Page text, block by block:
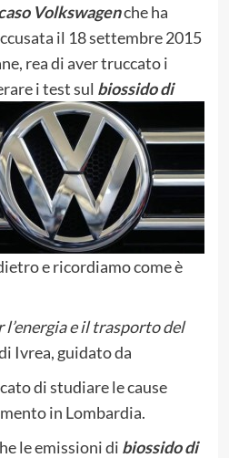
Volkswagenche ha
il 18 settembre 2015
rea di aver truccato i
i test sul biossido di
e ricordiamo come è
e il trasporto del
Ivrea, guidato da
di studiare le cause
in Lombardia.
le emissioni di biossido di